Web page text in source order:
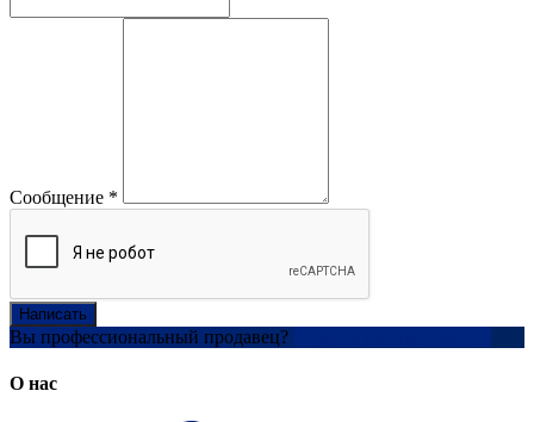
Сообщение *
Написать
Вы профессиональный продавец?
О нас